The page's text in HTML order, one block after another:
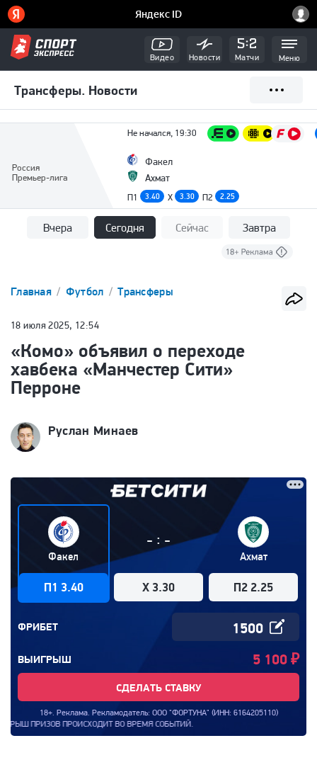
Видео Новости Матчи Меню
Трансферы. Новости
Россия
Премьер-лига
Не начался, 19:30
Факел
Ахмат
П1 3.40 X 3.30 П2 2.25
Вчера Сегодня Сейчас Завтра
Главная Футбол Трансферы
18 июля 2025, 12:54
«Комо» объявил о переходе
хавбека «Манчестер Сити»
Перроне
Руслан Минаев
Факел
П1 3.40
- : -
X 3.30
Ахмат
П2 2.25
ФРИБЕТ
ВЫИГРЫШ 5 100 ₽
СДЕЛАТЬ СТАВКУ
18+. Реклама. Рекламодатель: ООО "ФОРТУНА" (ИНН: 6164205110)
ПРИЗОВ ПРОИСХОДИТ ВО ВРЕМЯ СОБЫТИЙ.